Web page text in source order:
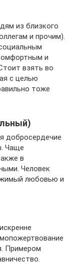
из близкого
и прочим).
и
взять во
с целью
тоже
добросердечие
Чаще
в
Человек
любовью и
Примером